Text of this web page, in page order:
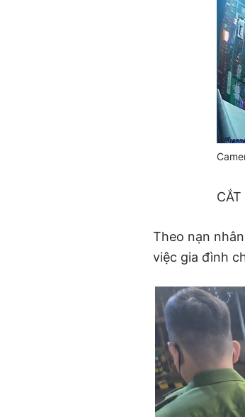
Theo nạn
việc gia đình